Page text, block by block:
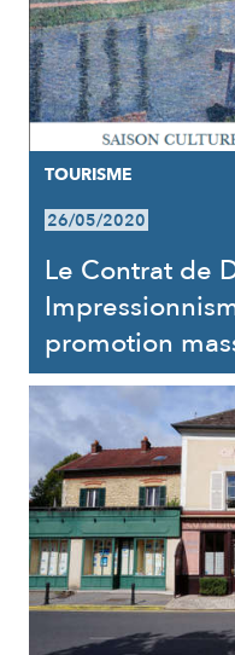
TOURISME
26/05/2020
Le Contrat de
promotion